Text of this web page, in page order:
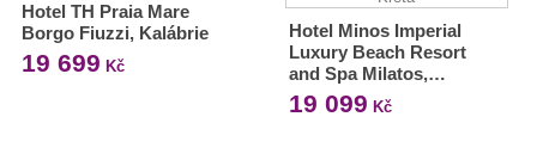
Hotel TH Praia Mare
Borgo Fiuzzi, Kalábrie
19 699 Kč
Hotel Minos Imperial
Luxury Beach Resort
and Spa Milatos,…
19 099 Kč